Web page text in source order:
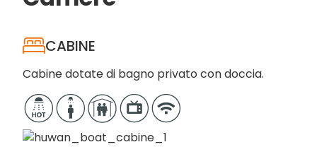
Velocità di crociera: 18,5 km/h
Motorizzazione: Quad Seba 120 HP
Alimentazione AC/DC: Generatori Onan 9,5 kW e
Yanmar 2,5 kW
CABINE
Cabine dotate di bagno privato con doccia.